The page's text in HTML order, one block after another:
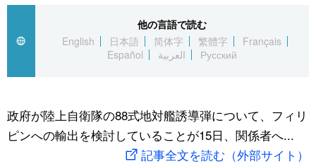
Русский
経済・ビジネス
国際
文化
トップ
アーカイブ
In-depth
Japan Data
動画/Live
スポーツ・東京2020
他の言語で読む
English
日本語 简体字 繁體字
Français
Español
العربية Русский
政府が陸上自衛隊の88式地対艦誘導弾について、フィリ
ピンへの輸出を検討していることが15日、関係者へ...
記事全文を読む（外部サイト）